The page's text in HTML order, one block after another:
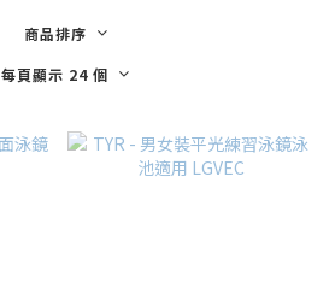
商品排序
每頁顯示 24 個